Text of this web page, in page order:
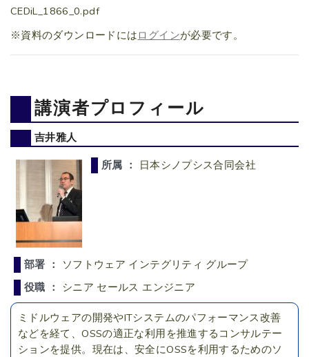
CEDiL_1866_0.pdf
※資料のダウンロードには ログインが必要です。
講演者プロフィール
吉井雅人
所属 ：
日本シノプシス合同会社
部署 ：
ソフトウェア インテグリティ グループ
役職 ： シニア セールス エンジニア
ミドルウェアの開発やITシステムのパフォーマンス改善
などを経て、OSSの適正な利用を推進するコンサルテー
ションを提供。現在は、安全にOSSを利用するためのソ